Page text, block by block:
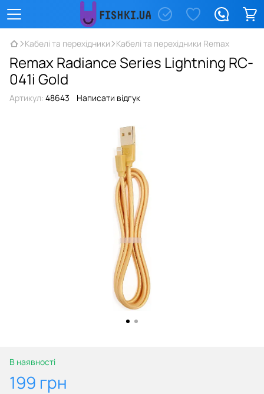
Кабелі та перехідники Кабелі та перехідники Remax
Remax Radiance Series Lightning RC-
041i Gold
Артикул: 48643 Написати відгук
В наявності
199 грн